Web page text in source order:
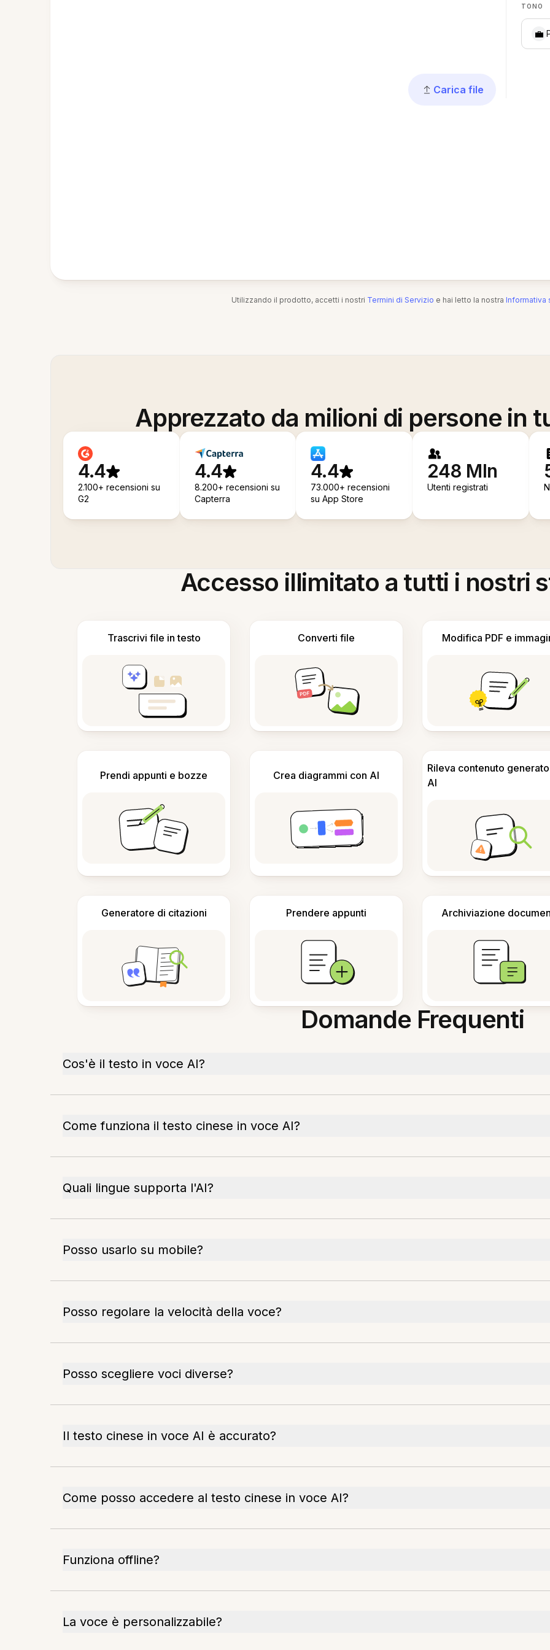
Carica file
TONO
💼
Utilizzando il prodotto, accetti i nostri Termini di Servizio e hai letto la nostra Informativa
Apprezzato da milioni di persone in
4.4
2.100+ recensioni su
G2
4.4
8.200+ recensioni su
Capterra
4.4
73.000+ recensioni
su App Store
248 Mln
Utenti registrati
Accesso illimitato a tutti i nostri
Trascrivi file in testo Converti file Modifica PDF e
Prendi appunti e bozze Crea diagrammi con AI
Rileva contenuto
AI
Generatore di citazioni Prendere appunti Archiviazione
Domande Frequenti
Cos'è il testo in voce AI?
Come funziona il testo cinese in voce AI?
Quali lingue supporta l'AI?
Posso usarlo su mobile?
Posso regolare la velocità della voce?
Posso scegliere voci diverse?
Il testo cinese in voce AI è accurato?
Come posso accedere al testo cinese in voce AI?
Funziona offline?
La voce è personalizzabile?